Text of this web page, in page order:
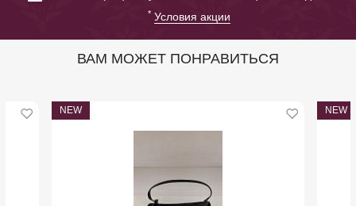
* Условия акции
ВАМ МОЖЕТ ПОНРАВИТЬСЯ
NEW NEW